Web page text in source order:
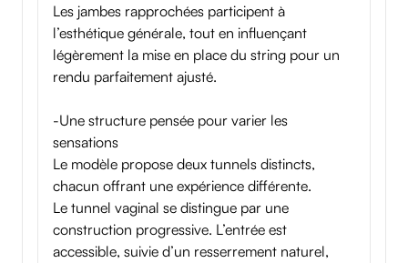
Les jambes rapprochées participent à
l’esthétique générale, tout en influençant
légèrement la mise en place du string pour un
rendu parfaitement ajusté.
-Une structure pensée pour varier les
sensations
Le modèle propose deux tunnels distincts,
chacun offrant une expérience différente.
Le tunnel vaginal se distingue par une
construction progressive. L’entrée est
accessible, suivie d’un resserrement naturel,